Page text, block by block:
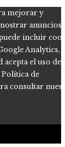
mejorar y
anuncios
incluir
Analytics,
acepta el uso de
Política de
consultar